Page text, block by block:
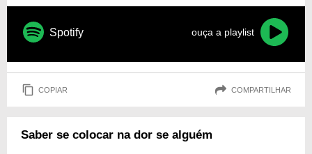
Spotify ouça a playlist
COPIAR COMPARTILHAR
Saber se colocar na dor se alguém